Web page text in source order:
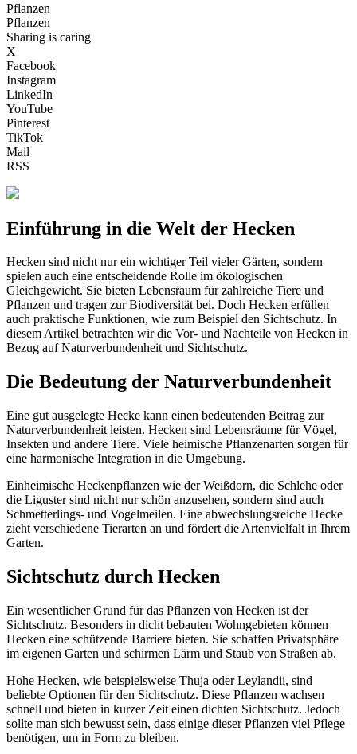
Pflanzen
Pflanzen
Sharing is caring
X
Facebook
Instagram
LinkedIn
YouTube
Pinterest
TikTok
Mail
RSS
Einführung in die Welt der Hecken
Hecken sind nicht nur ein wichtiger Teil vieler Gärten, sondern
spielen auch eine entscheidende Rolle im ökologischen
Gleichgewicht. Sie bieten Lebensraum für zahlreiche Tiere und
Pflanzen und tragen zur Biodiversität bei. Doch Hecken erfüllen
auch praktische Funktionen, wie zum Beispiel den Sichtschutz. In
diesem Artikel betrachten wir die Vor- und Nachteile von Hecken in
Bezug auf Naturverbundenheit und Sichtschutz.
Die Bedeutung der Naturverbundenheit
Eine gut ausgelegte Hecke kann einen bedeutenden Beitrag zur
Naturverbundenheit leisten. Hecken sind Lebensräume für Vögel,
Insekten und andere Tiere. Viele heimische Pflanzenarten sorgen für
eine harmonische Integration in die Umgebung.
Einheimische Heckenpflanzen wie der Weißdorn, die Schlehe oder
die Liguster sind nicht nur schön anzusehen, sondern sind auch
Schmetterlings- und Vogelmeilen. Eine abwechslungsreiche Hecke
zieht verschiedene Tierarten an und fördert die Artenvielfalt in Ihrem
Garten.
Sichtschutz durch Hecken
Ein wesentlicher Grund für das Pflanzen von Hecken ist der
Sichtschutz. Besonders in dicht bebauten Wohngebieten können
Hecken eine schützende Barriere bieten. Sie schaffen Privatsphäre
im eigenen Garten und schirmen Lärm und Staub von Straßen ab.
Hohe Hecken, wie beispielsweise Thuja oder Leylandii, sind
beliebte Optionen für den Sichtschutz. Diese Pflanzen wachsen
schnell und bieten in kurzer Zeit einen dichten Sichtschutz. Jedoch
sollte man sich bewusst sein, dass einige dieser Pflanzen viel Pflege
benötigen, um in Form zu bleiben.